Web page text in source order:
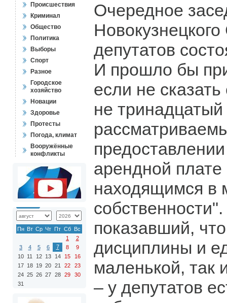
Происшествия
Криминал
Общество
Политика
Выборы
Спорт
Разное
Городское
хозяйство
Новации
Здоровье
Протесты
Погода, климат
Вооружённые
конфликты
Пн Вт Ср Чт Пт Сб Вс
1
2
3
4 5 6 7 8
9
10 11 12 13 14 15
16
17 18 19 20 21 22
23
24 25 26 27 28 29
30
31
Очередное
депутатов
И прошло бы
если не
не тринадцатый
арендной
находящимся в
показавший,
дисциплины и
маленькой, так
– у депутатов